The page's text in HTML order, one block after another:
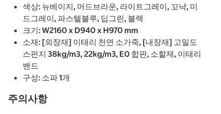
색상: 뉴베이지, 머드브라운, 라이트그레이, 꼬냑, 미
드그레이, 파스텔블루, 딥그린, 블랙
크기: W2160 x D940 x H970 mm
소재: [외장재] 이태리 천연 소가죽, [내장재] 고밀도
스펀지 38kg/m3, 22kg/m3, E0 합판, 소할재, 이태리
밴드
구성: 소파 1개
주의사항